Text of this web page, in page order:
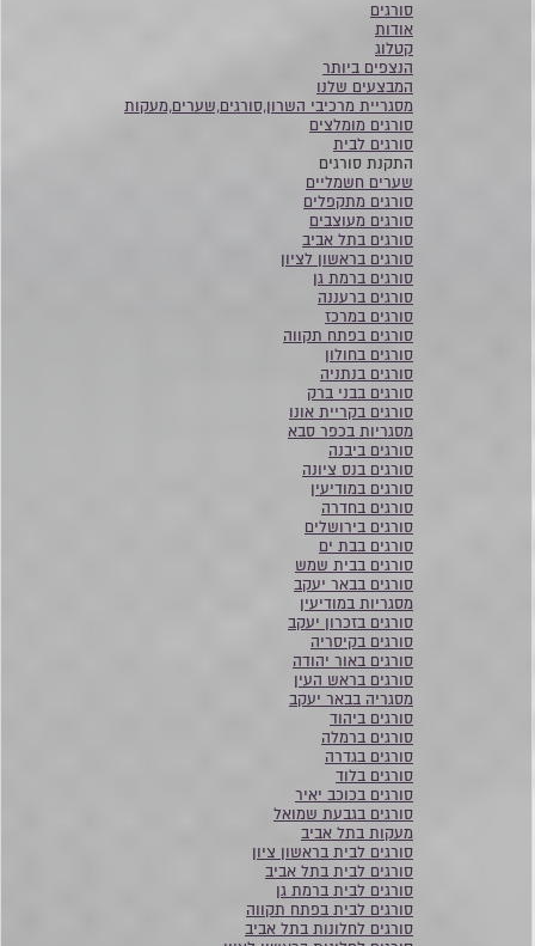
סורגים
אודות
קטלוג
הנצפים ביותר
המבצעים שלנו
מסגריית מרכיבי השרון,סורגים,שערים,מעקות
סורגים מומלצים
סורגים לבית
התקנת סורגים
שערים חשמליים
סורגים מתקפלים
סורגים מעוצבים
סורגים בתל אביב
סורגים בראשון לציון
סורגים ברמת גן
סורגים ברעננה
סורגים במרכז
סורגים בפתח תקווה
סורגים בחולון
סורגים בנתניה
סורגים בבני ברק
סורגים בקריית אונו
מסגריות בכפר סבא
סורגים ביבנה
סורגים בנס ציונה
סורגים במודיעין
סורגים בחדרה
סורגים בירושלים
סורגים בבת ים
סורגים בבית שמש
סורגים בבאר יעקב
מסגריות במודיעין
סורגים בזכרון יעקב
סורגים בקיסריה
סורגים באור יהודה
סורגים בראש העין
מסגריה בבאר יעקב
סורגים ביהוד
סורגים ברמלה
סורגים בגדרה
סורגים בלוד
סורגים בכוכב יאיר
סורגים בגבעת שמואל
מעקות בתל אביב
סורגים לבית בראשון ציון
סורגים לבית בתל אביב
סורגים לבית ברמת גן
סורגים לבית בפתח תקווה
סורגים לחלונות בתל אביב